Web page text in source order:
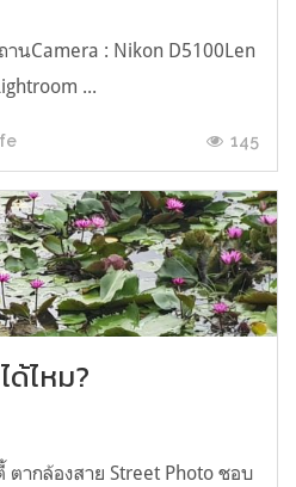
านCamera : Nikon D5100Len
...
145
ด้ไหม?
ากล้องสาย Street Photo ชอบ